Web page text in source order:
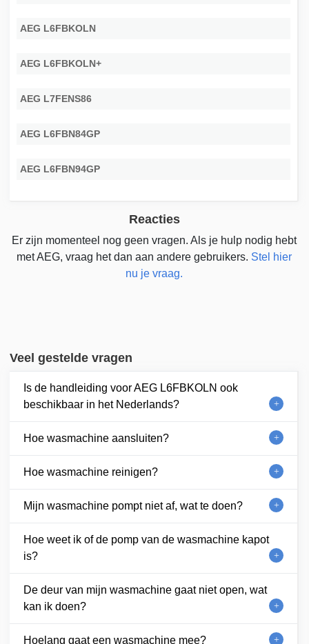
AEG L6FBKOLN
AEG L6FBKOLN+
AEG L7FENS86
AEG L6FBN84GP
AEG L6FBN94GP
Reacties
Er zijn momenteel nog geen vragen. Als je hulp nodig hebt
met AEG, vraag het dan aan andere gebruikers. Stel hier
nu je vraag.
Veel gestelde vragen
Is de handleiding voor AEG L6FBKOLN ook
beschikbaar in het Nederlands?
Hoe wasmachine aansluiten?
Hoe wasmachine reinigen?
Mijn wasmachine pompt niet af, wat te doen?
Hoe weet ik of de pomp van de wasmachine kapot
is?
De deur van mijn wasmachine gaat niet open, wat
kan ik doen?
Hoelang gaat een wasmachine mee?